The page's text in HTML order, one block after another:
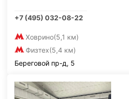
+7 (495) 032-08-22
Ховрино(5,1 км)
Физтех(5,4 км)
Береговой пр-д, 5